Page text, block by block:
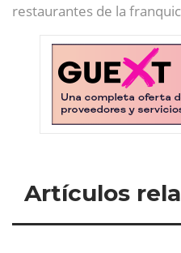
restaurantes de la
Artículos